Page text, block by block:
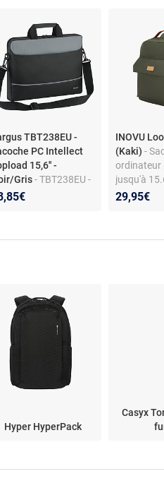
TBT238EU -
PC Intellect
15,6'' -
Gris- TBT238EU -
PC Intellect
INOVU
(Kaki)-
ordinateur
jusqu'à
en PET
29,95€
Hyper HyperPack
Casyx